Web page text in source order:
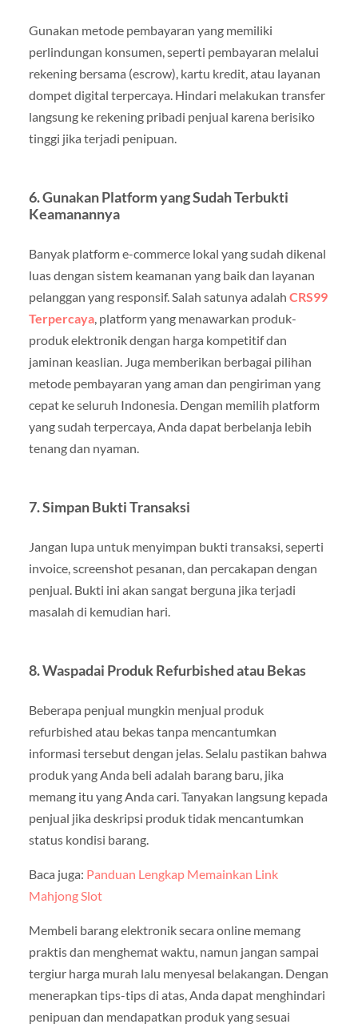
Gunakan metode pembayaran yang memiliki
perlindungan konsumen, seperti pembayaran melalui
rekening bersama (escrow), kartu kredit, atau layanan
dompet digital terpercaya. Hindari melakukan transfer
langsung ke rekening pribadi penjual karena berisiko
tinggi jika terjadi penipuan.
6.Gunakan Platform yang Sudah Terbukti
Keamanannya
Banyak platform e-commerce lokal yang sudah dikenal
luas dengan sistem keamanan yang baik dan layanan
pelanggan yang responsif. Salah satunya adalah CRS99
Terpercaya, platform yang menawarkan produk-
produk elektronik dengan harga kompetitif dan
jaminan keaslian. Juga memberikan berbagai pilihan
metode pembayaran yang aman dan pengiriman yang
cepat ke seluruh Indonesia. Dengan memilih platform
yang sudah terpercaya, Anda dapat berbelanja lebih
tenang dan nyaman.
7.Simpan Bukti Transaksi
Jangan lupa untuk menyimpan bukti transaksi, seperti
invoice, screenshot pesanan, dan percakapan dengan
penjual. Bukti ini akan sangat berguna jika terjadi
masalah di kemudian hari.
8.Waspadai Produk Refurbished atau Bekas
Beberapa penjual mungkin menjual produk
refurbished atau bekas tanpa mencantumkan
informasi tersebut dengan jelas. Selalu pastikan bahwa
produk yang Anda beli adalah barang baru, jika
memang itu yang Anda cari. Tanyakan langsung kepada
penjual jika deskripsi produk tidak mencantumkan
status kondisi barang.
Baca juga: Panduan Lengkap Memainkan Link
Mahjong Slot
Membeli barang elektronik secara online memang
praktis dan menghemat waktu, namun jangan sampai
tergiur harga murah lalu menyesal belakangan. Dengan
menerapkan tips-tips di atas, Anda dapat menghindari
penipuan dan mendapatkan produk yang sesuai